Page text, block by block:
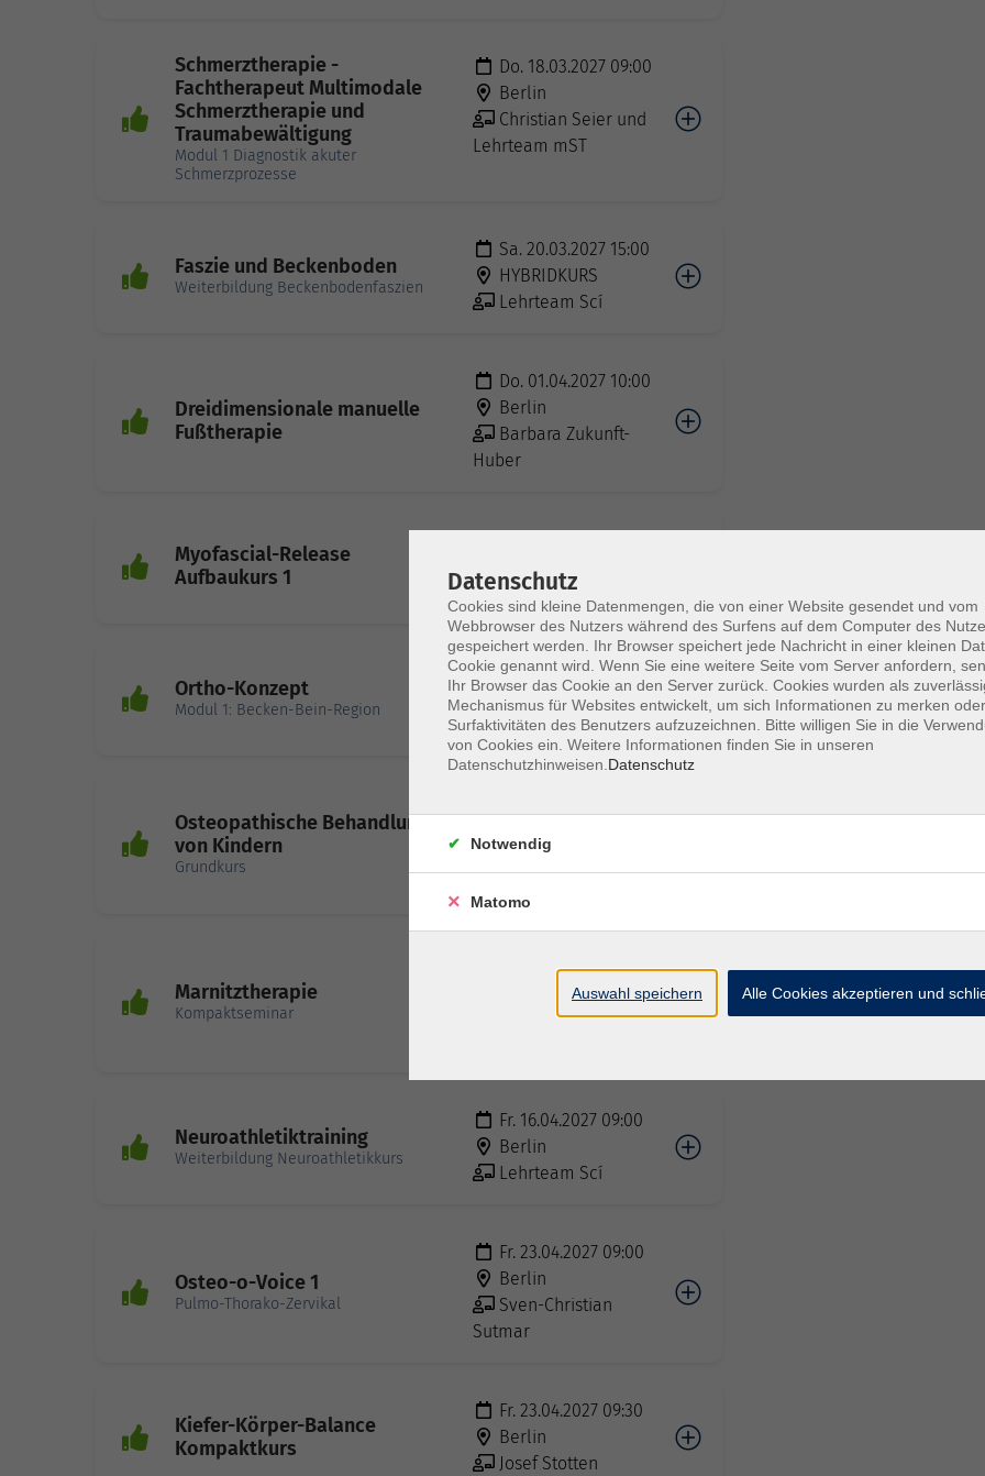
Schmerztherapie -
Fachtherapeut Multimodale
Schmerztherapie und
Traumabewältigung
Modul 1 Diagnostik akuter
Schmerzprozesse
Do. 18.03.2027 09:00
Berlin
Christian Seier und
Lehrteam mST
Faszie und Beckenboden
Weiterbildung Beckenbodenfaszien
Sa. 20.03.2027 15:00
HYBRIDKURS
Lehrteam Scí
Dreidimensionale manuelle
Fußtherapie
Do. 01.04.2027 10:00
Berlin
Barbara Zukunft-
Huber
Myofascial-Release
Aufbaukurs 1
Berlin
Claudius Nestvogel
Ortho-Konzept
Modul 1: Becken-Bein-Region
Fr. 09.04.2027 09:00
HYBRIDKURS
Pierre Mailand
Osteopathische Behandlung
von Kindern
Grundkurs
Lothar
Marnitztherapie
Kompaktseminar
HYBRIDKURS
Johanna
Neuroathletiktraining
Weiterbildung Neuroathletikkurs
Fr. 16.04.2027 09:00
Berlin
Lehrteam Scí
Osteo-o-Voice 1
Pulmo-Thorako-Zervikal
Fr. 23.04.2027 09:00
Berlin
Sven-Christian
Sutmar
Kiefer-Körper-Balance
Kompaktkurs
Fr. 23.04.2027 09:30
Berlin
Josef Stotten
Datenschutz
Cookies sind kleine Datenmengen, die von einer Website gesendet und vom
Webbrowser des Nutzers während des Surfens auf dem Computer des
gespeichert werden. Ihr Browser speichert jede Nachricht in einer kleinen
Cookie genannt wird. Wenn Sie eine weitere Seite vom Server anfordern,
Ihr Browser das Cookie an den Server zurück. Cookies wurden als
Mechanismus für Websites entwickelt, um sich Informationen zu merken
Surfaktivitäten des Benutzers aufzuzeichnen. Bitte willigen Sie in die
von Cookies ein. Weitere Informationen finden Sie in unseren
Datenschutzhinweisen. Datenschutz
Notwendig
Matomo
Auswahl speichern Alle Cookies akzeptieren und